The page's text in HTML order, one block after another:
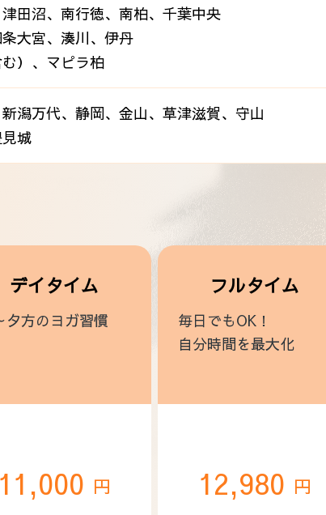
田沼、南行徳、南柏、千葉中央
大宮、湊川、伊丹
）、マピラ柏
潟万代、静岡、金山、草津滋賀、守山
城
デイタイム
夕方のヨガ習慣
フルタイム
毎日でもOK！
自分時間を最大化
11,000 円 12,980 円